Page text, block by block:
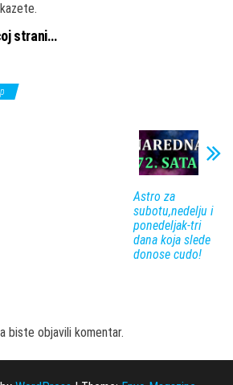
strani…
Astro za
subotu,nedelju i
ponedeljak-tri
dana koja slede
donose cudo!
biste objavili komentar.